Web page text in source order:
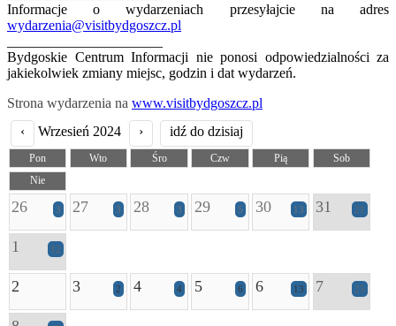
Informacje o wydarzeniach przesyłajcie na adres
wydarzenia@visitbydgoszcz.pl
Bydgoskie Centrum Informacji nie ponosi odpowiedzialności za
jakiekolwiek zmiany miejsc, godzin i dat wydarzeń.
Strona wydarzenia na www.visitbydgoszcz.pl
‹
Wrzesień 2024 › idź do dzisiaj
Pon Wto Śro Czw Pią
Sob
Nie
26 3 27 3 28 3 29 5 30 13 31 21
1 12
2 3 2 4 4 5 6 6 13 7 25